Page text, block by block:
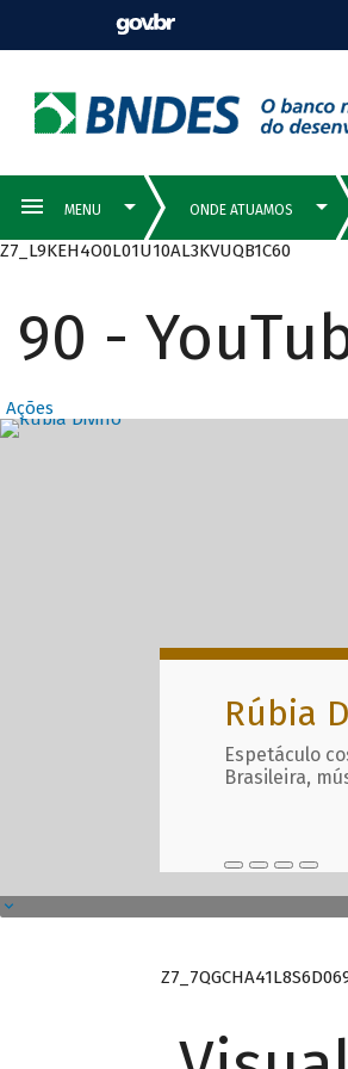
Z7_L9KEH4O0L01U10AL3KVUQB1C60
90 -
Ações
Rúbia
Espetáculo
Brasileira,